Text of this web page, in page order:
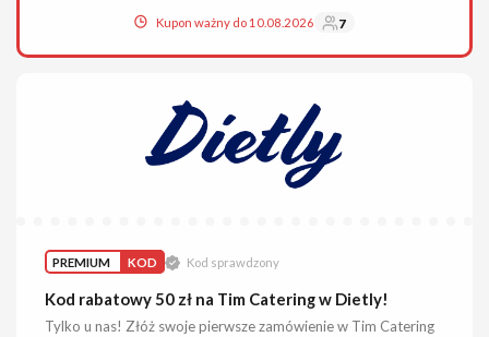
Kupon ważny do 10.08.2026 7
PREMIUM KOD Kod sprawdzony
Kod rabatowy 50 zł na Tim Catering w Dietly!
Tylko u nas! Złóż swoje pierwsze zamówienie w Tim Catering